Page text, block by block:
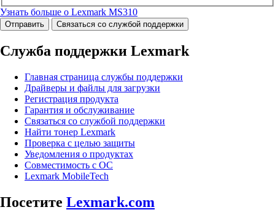
Узнать больше о Lexmark MS310
Отправить Связаться со службой поддержки
Служба поддержки Lexmark
Главная страница службы поддержки
Драйверы и файлы для загрузки
Регистрация продукта
Гарантия и обслуживание
Связаться со службой поддержки
Найти тонер Lexmark
Проверка с целью защиты
Уведомления о продуктах
Совместимость с ОС
Lexmark MobileTech
Посетите Lexmark.com